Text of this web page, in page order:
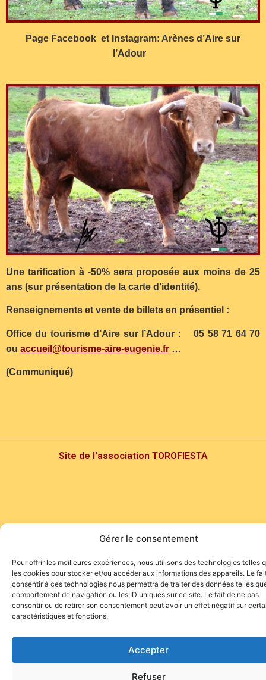
Gérer le consentement
Pour offrir les meilleures expériences, nous utilisons des technologies telles
les cookies pour stocker et/ou accéder aux informations des appareils. Le
consentir à ces technologies nous permettra de traiter des données telles
comportement de navigation ou les ID uniques sur ce site. Le fait de ne pas
consentir ou de retirer son consentement peut avoir un effet négatif sur
caractéristiques et fonctions.
Accepter
Refuser
Page Facebook et Instagram: Arènes d’Aire sur
l’Adour
Une tarification à -50% sera proposée aux moins de 25
ans (sur présentation de la carte d’identité).
Renseignements et vente de billets en présentiel :
Office du tourisme d’Aire sur l’Adour : 05 58 71 64 70
ou accueil@tourisme-aire-eugenie.fr …
(Communiqué)
Site de l'association TOROFIESTA